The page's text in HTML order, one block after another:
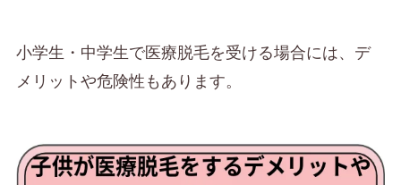
小学生・中学生で医療脱毛を受ける場合には、デ
メリットや危険性もあります。